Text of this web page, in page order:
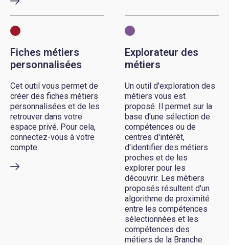
Fiches métiers
personnalisées
Cet outil vous permet de
créer des fiches métiers
personnalisées et de les
retrouver dans votre
espace privé. Pour cela,
connectez-vous à votre
compte.
Explorateur des
métiers
Un outil d'exploration des
métiers vous est
proposé. Il permet sur la
base d'une sélection de
compétences ou de
centres d'intérêt,
d'identifier des métiers
proches et de les
explorer pour les
découvrir. Les métiers
proposés résultent d'un
algorithme de proximité
entre les compétences
sélectionnées et les
compétences des
métiers de la Branche.